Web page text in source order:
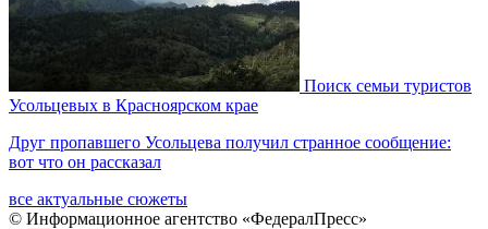
Поиск семьи туристов
Усольцевых в Красноярском крае
Друг пропавшего Усольцева получил странное сообщение:
вот что он рассказал
все актуальные сюжеты
© Информационное агентство «ФедералПресс»